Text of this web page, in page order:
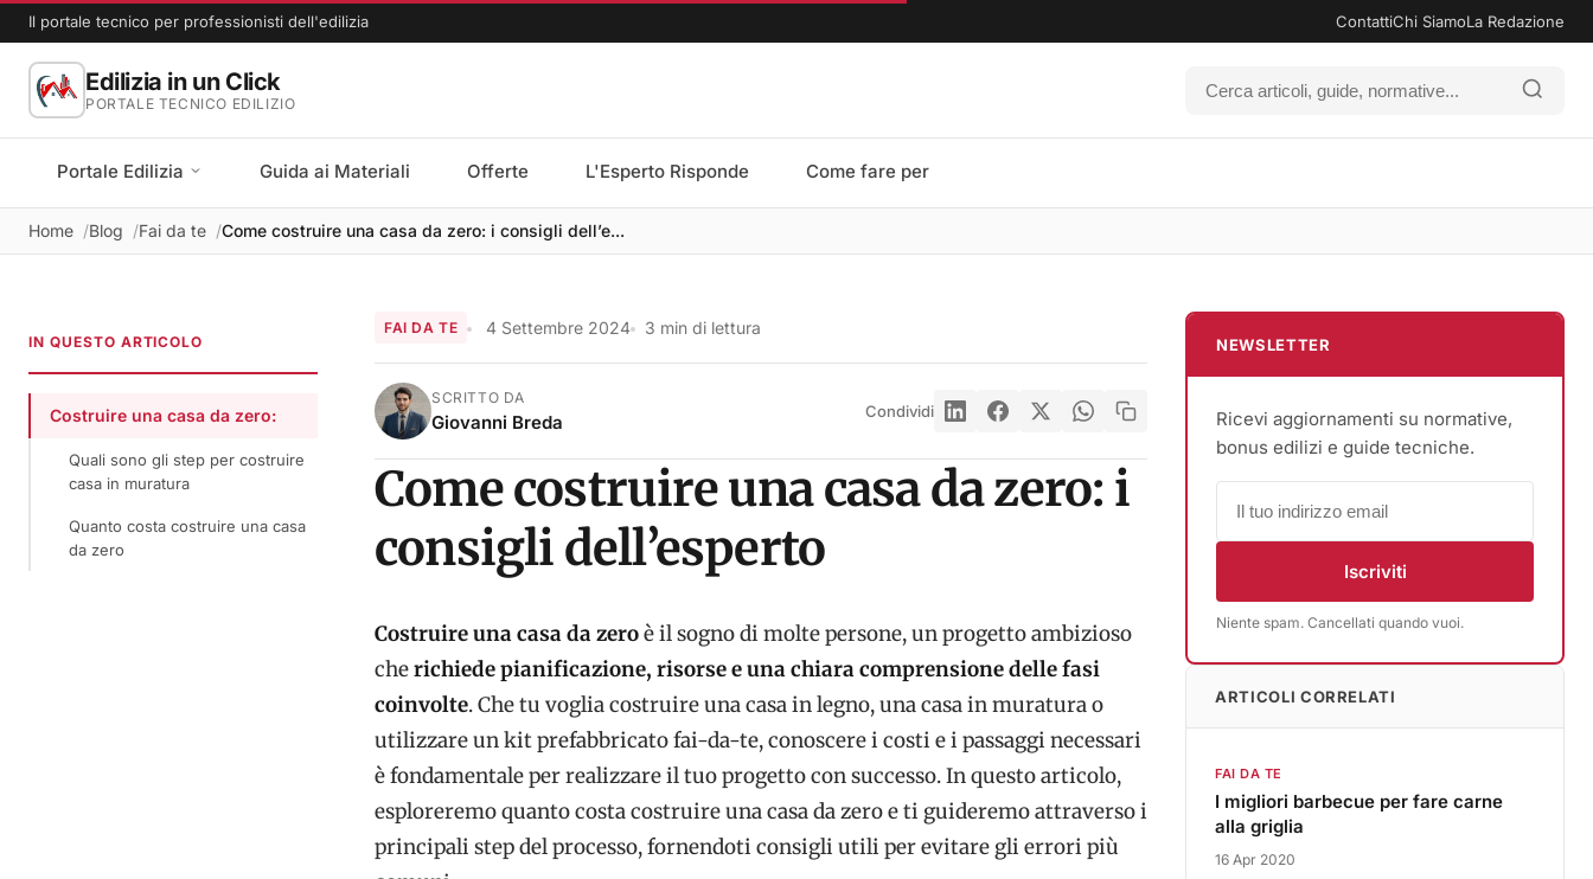
Il portale tecnico per professionisti dell'edilizia ContattiChi SiamoLa Redazione
Edilizia in un Click
PORTALE TECNICO EDILIZIO
Portale Edilizia Guida ai Materiali Offerte L'Esperto Risponde Come fare per
Home Blog Fai da te Come costruire una casa da zero: i consigli dell’e...
IN QUESTO ARTICOLO
Costruire una casa da zero:
Quali sono gli step per costruire
casa in muratura
Quanto costa costruire una casa
da zero
FAI DA TE 4 Settembre 2024 3 min di lettura
SCRITTO DA
Giovanni Breda Condividi
Come costruire una casa da zero: i
consigli dell’esperto
Costruire una casa da zeroè il sogno di molte persone, un progetto ambizioso
cherichiede pianificazione, risorse e una chiara comprensione delle fasi
coinvolte. Che tu voglia costruire una casa in legno, una casa in muratura o
utilizzare un kit prefabbricato fai-da-te, conoscere i costi e i passaggi necessari
è fondamentale per realizzare il tuo progetto con successo. In questo articolo,
esploreremo quanto costa costruire una casa da zero e ti guideremo attraverso i
principali step del processo, fornendoti consigli utili per evitare gli errori più
NEWSLETTER
Ricevi aggiornamenti su normative,
bonus edilizi e guide tecniche.
Iscriviti
Niente spam. Cancellati quando vuoi.
ARTICOLI CORRELATI
FAI DA TE
I migliori barbecue per fare carne
alla griglia
16 Apr 2020